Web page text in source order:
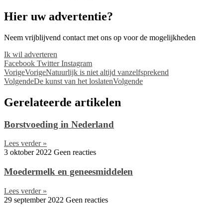
Hier uw advertentie?
Neem vrijblijvend contact met ons op voor de mogelijkheden
Ik wil adverteren
Facebook Twitter Instagram
VorigeVorigeNatuurlijk is niet altijd vanzelfsprekend
VolgendeDe kunst van het loslatenVolgende
Gerelateerde artikelen
Borstvoeding in Nederland
Lees verder »
3 oktober 2022 Geen reacties
Moedermelk en geneesmiddelen
Lees verder »
29 september 2022 Geen reacties